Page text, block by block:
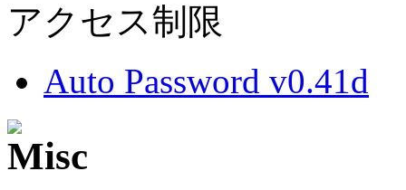
アクセス制限
Auto Password v0.41d